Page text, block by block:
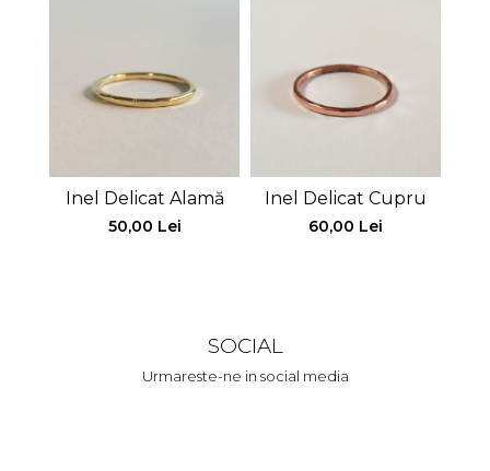
Inel Delicat Alamă
50,00 Lei
Inel Delicat Cupru
60,00 Lei
SOCIAL
Urmareste-ne in social media